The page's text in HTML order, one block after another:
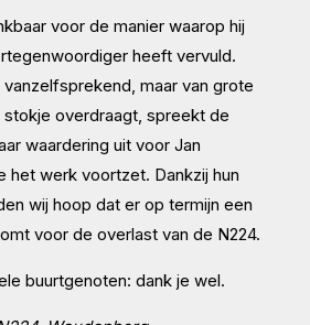
voor de manier waarop hij
heeft vervuld.
maar van grote
stokje overdraagt, spreekt de
waardering uit voor Jan
het werk voortzet. Dankzij hun
wij hoop dat er op termijn een
voor de overlast van de N224.
buurtgenoten: dank je wel.